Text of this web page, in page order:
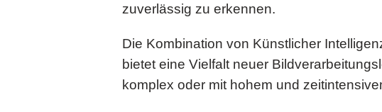
zuverlässig zu erkennen.
Die Kombination von Künstlicher
bietet eine Vielfalt neuer
komplex oder mit hohem und